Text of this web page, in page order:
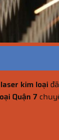
kim loại
Quận 7